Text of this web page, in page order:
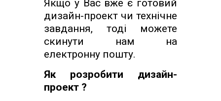
Якщо у Вас вже є готовий
дизайн-проект чи технічне
завдання, тоді можете
скинути нам на
електронну пошту.
Як розробити дизайн-
проект ?